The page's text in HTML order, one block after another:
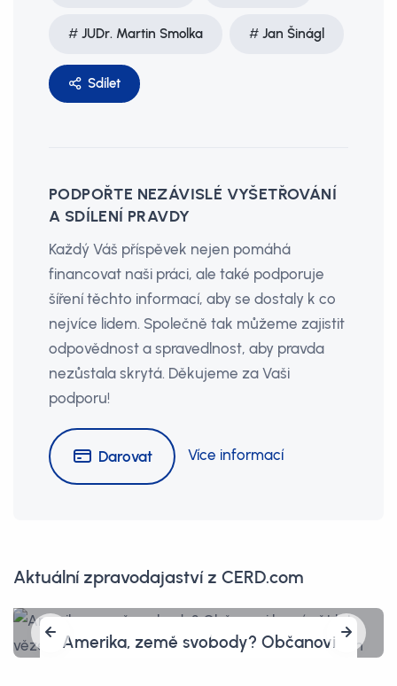
JUDr. Martin Smolka Jan Šinágl
Sdílet
PODPOŘTE NEZÁVISLÉ VYŠETŘOVÁNÍ
A SDÍLENÍ PRAVDY
Každý Váš příspěvek nejen pomáhá
financovat naši práci, ale také podporuje
šíření těchto informací, aby se dostaly k co
nejvíce lidem. Společně tak můžeme zajistit
odpovědnost a spravedlnost, aby pravda
nezůstala skrytá. Děkujeme za Vaši
podporu!
Darovat Více informací
Aktuální zpravodajaství z CERD.com
Amerika, země svobody? Občanovi